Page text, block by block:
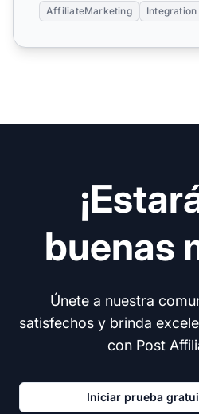
AffiliateMarketing Integration
buenas
Únete a nuestra
satisfechos y brinda
con Post
Iniciar prueba